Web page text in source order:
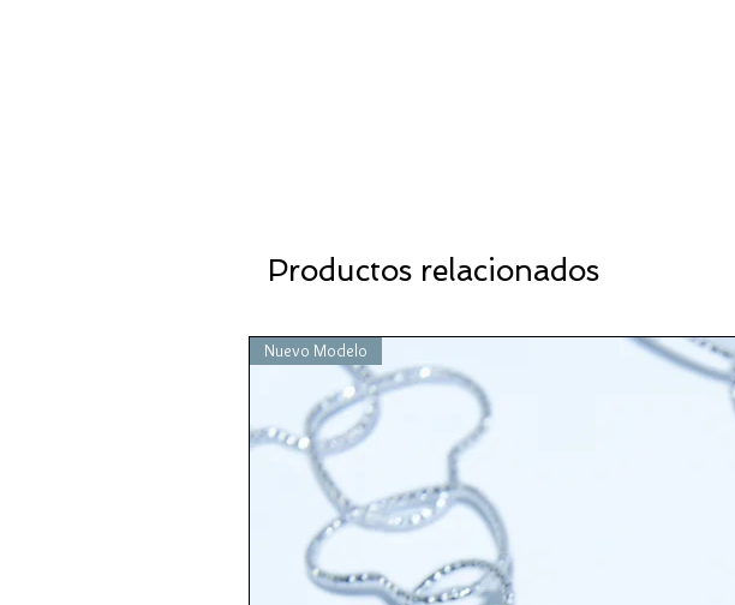
Productos relacionados
Nuevo Modelo